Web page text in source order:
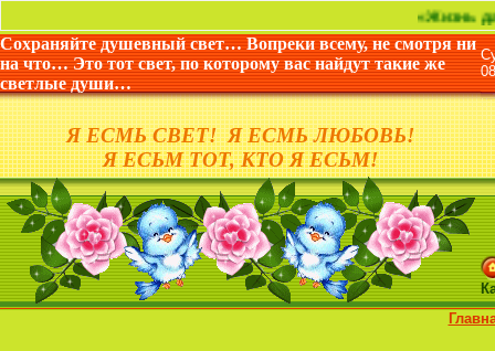
«Жизнь дана не
Сохраняйте душевный свет… Вопреки всему, не смотря ни
на что… Это тот свет, по которому вас найдут такие же
светлые души…
Я ЕСМЬ СВЕТ! Я ЕСМЬ ЛЮБОВЬ!
Я ЕСЬМ ТОТ, КТО Я ЕСЬМ!